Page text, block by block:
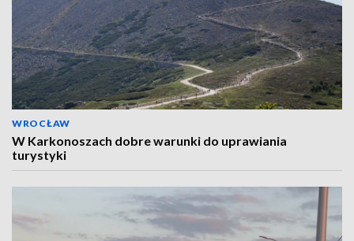
WROCŁAW
W Karkonoszach dobre warunki do uprawiania
turystyki